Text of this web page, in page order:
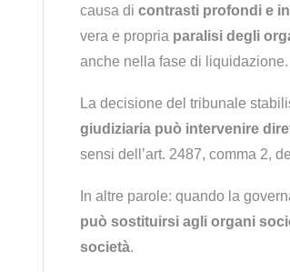
causa di contrasti profondi e
vera e propria paralisi degli
anche nella fase di liquidazione.
La decisione del tribunale
giudiziaria può intervenire
sensi dell’art. 2487, comma 2,
In altre parole: quando la
può sostituirsi agli organi
società.